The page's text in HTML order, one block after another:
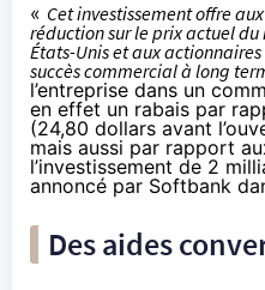
« Cet investissement offre
réduction sur le prix actuel
États-Unis et aux
succès commercial à long
l’entreprise dans un
en effet un rabais par
(24,80 dollars avant
mais aussi par rapport
l’investissement de 2
annoncé par Softbank
Des aides